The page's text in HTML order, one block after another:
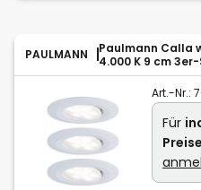
PAULMANN
Paulmann Calla
4.000 K 9 cm
Art.-Nr.:
Für
Preise